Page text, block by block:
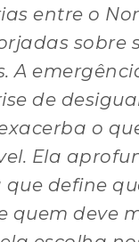
entre o
sobre
A
de
o
Ela
que define
quem deve